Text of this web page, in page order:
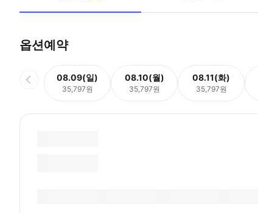
옵션예약
08.09(일)
35,797원
08.10(월)
35,797원
08.11(화)
35,797원